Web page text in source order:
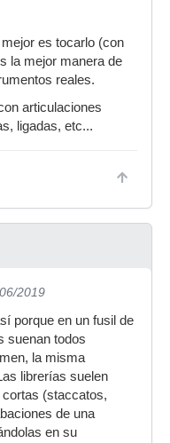
es tocarlo (con
la mejor manera de
reales.
articulaciones
ligadas, etc...
2019
porque en un fusil de
suenan todos
la misma
librerías suelen
(staccatos,
de una
en su